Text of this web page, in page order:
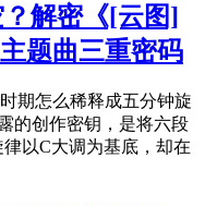
解密《[云图]
题曲三重密码
期怎么稀释成五分钟旋
的创作密钥，是将六段
以C大调为基底，却在